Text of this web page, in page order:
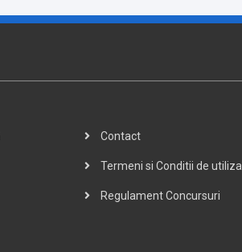
Contact
Termeni si Conditii de
Regulament Concursuri